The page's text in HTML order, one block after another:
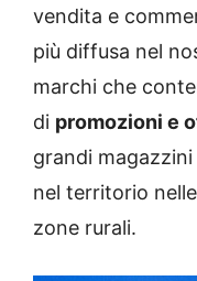
vendita e
più diffusa nel
marchi che
di promozioni e
grandi magazzini
nel territorio
zone rurali.